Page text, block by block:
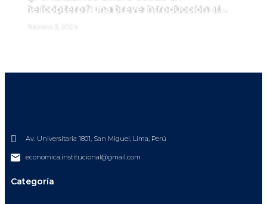
helicóptero?: una breve introducción al
Av. Universitaria 1801, San Miguel, Lima, Perú
economica.institucional@gmail.com
Categoría